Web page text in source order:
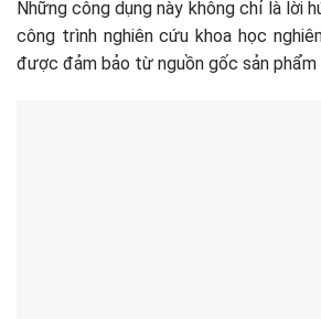
Những công dụng này không chỉ là lời
công trình nghiên cứu khoa học
được đảm bảo từ nguồn gốc sản phẩm